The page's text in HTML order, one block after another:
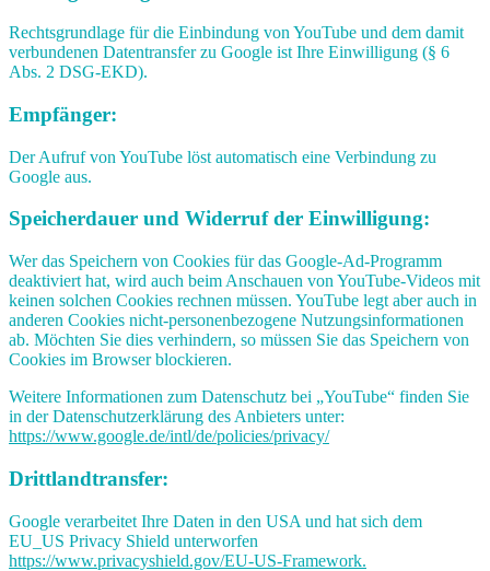
Rechtsgrundlage für die Einbindung von YouTube und dem damit
verbundenen Datentransfer zu Google ist Ihre Einwilligung (§ 6
Abs. 2 DSG-EKD).
Empfänger:
Der Aufruf von YouTube löst automatisch eine Verbindung zu
Google aus.
Speicherdauer und Widerruf der Einwilligung:
Wer das Speichern von Cookies für das Google-Ad-Programm
deaktiviert hat, wird auch beim Anschauen von YouTube-Videos mit
keinen solchen Cookies rechnen müssen. YouTube legt aber auch in
anderen Cookies nicht-personenbezogene Nutzungsinformationen
ab. Möchten Sie dies verhindern, so müssen Sie das Speichern von
Cookies im Browser blockieren.
Weitere Informationen zum Datenschutz bei „YouTube“ finden Sie
in der Datenschutzerklärung des Anbieters unter:
https://www.google.de/intl/de/policies/privacy/
Drittlandtransfer:
Google verarbeitet Ihre Daten in den USA und hat sich dem
EU_US Privacy Shield unterworfen
https://www.privacyshield.gov/EU-US-Framework.